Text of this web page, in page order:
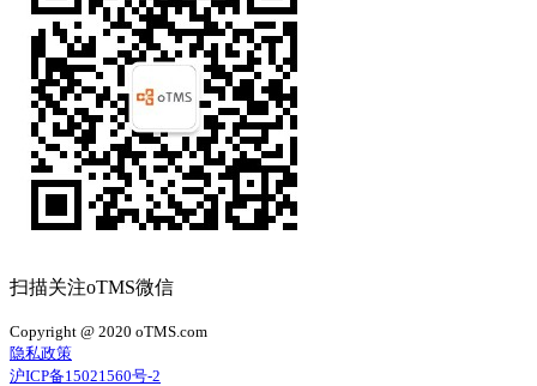
扫描关注oTMS微信
Copyright @ 2020 oTMS.com
隐私政策
沪ICP备15021560号-2